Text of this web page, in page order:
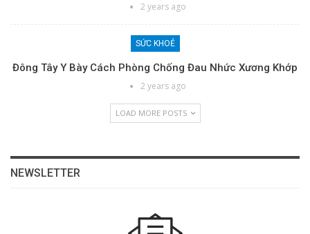
2 years ago
SỨC KHOẺ
Đông Tây Y Bày Cách Phòng Chống Đau Nhức Xương Khớp
2 years ago
LOAD MORE POSTS
NEWSLETTER